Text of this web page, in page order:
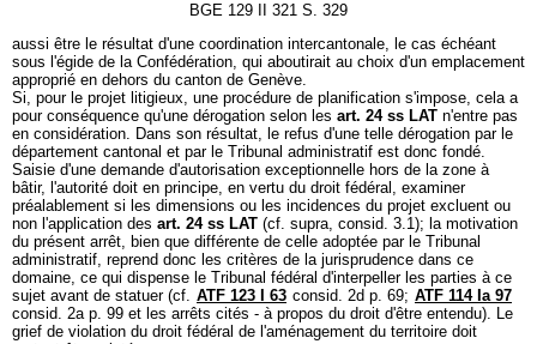
BGE 129 II 321 S. 329
aussi être le résultat d'une coordination intercantonale, le cas échéant
sous l'égide de la Confédération, qui aboutirait au choix d'un emplacement
approprié en dehors du canton de Genève.
Si, pour le projet litigieux, une procédure de planification s'impose, cela a
pour conséquence qu'une dérogation selon les art. 24 ss LAT n'entre pas
en considération. Dans son résultat, le refus d'une telle dérogation par le
département cantonal et par le Tribunal administratif est donc fondé.
Saisie d'une demande d'autorisation exceptionnelle hors de la zone à
bâtir, l'autorité doit en principe, en vertu du droit fédéral, examiner
préalablement si les dimensions ou les incidences du projet excluent ou
non l'application des art. 24 ss LAT (cf. supra, consid. 3.1); la motivation
du présent arrêt, bien que différente de celle adoptée par le Tribunal
administratif, reprend donc les critères de la jurisprudence dans ce
domaine, ce qui dispense le Tribunal fédéral d'interpeller les parties à ce
sujet avant de statuer (cf. ATF 123 I 63 consid. 2d p. 69; ATF 114 Ia 97
consid. 2a p. 99 et les arrêts cités - à propos du droit d'être entendu). Le
grief de violation du droit fédéral de l'aménagement du territoire doit